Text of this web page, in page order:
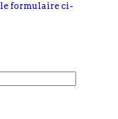
formulaire ci-